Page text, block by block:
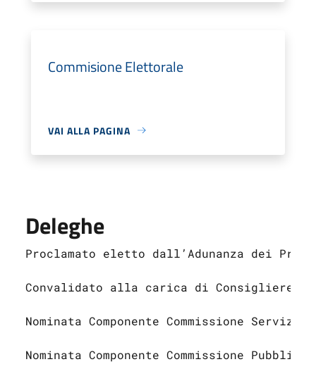
Commisione Elettorale
VAI ALLA PAGINA
Deleghe
Proclamato eletto dall’Adunanza dei
Convalidato alla carica di Consigliere
Nominata Componente Commissione
Nominata Componente Commissione